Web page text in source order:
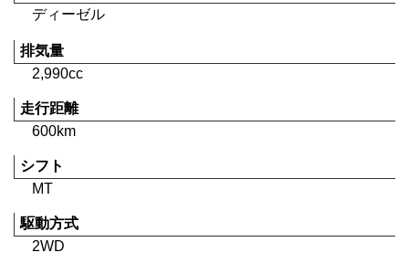
ディーゼル
排気量
2,990cc
走行距離
600km
シフト
MT
駆動方式
2WD